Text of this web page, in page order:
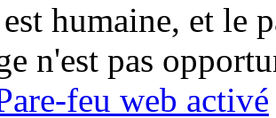
humaine, et le
n'est pas
feu web activé